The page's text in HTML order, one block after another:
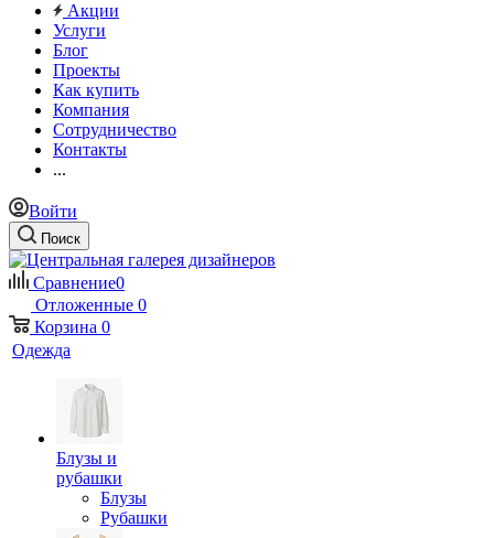
Акции
Услуги
Блог
Проекты
Как купить
Компания
Сотрудничество
Контакты
...
Войти
Поиск
Сравнение0
Отложенные 0
Корзина 0
Одежда
Блузы и
рубашки
Блузы
Рубашки